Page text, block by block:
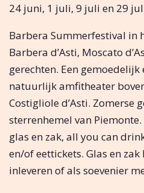
24 juni, 1 juli, 9 juli en 29
Barbera Summerfestival in
Barbera d’Asti, Moscato
gerechten. Een gemoedelijk
natuurlijk amfitheater
Costigliole d’Asti. Zomerse
sterrenhemel van
glas en zak, all you can
en/of eettickets. Glas en
inleveren of als soevenier